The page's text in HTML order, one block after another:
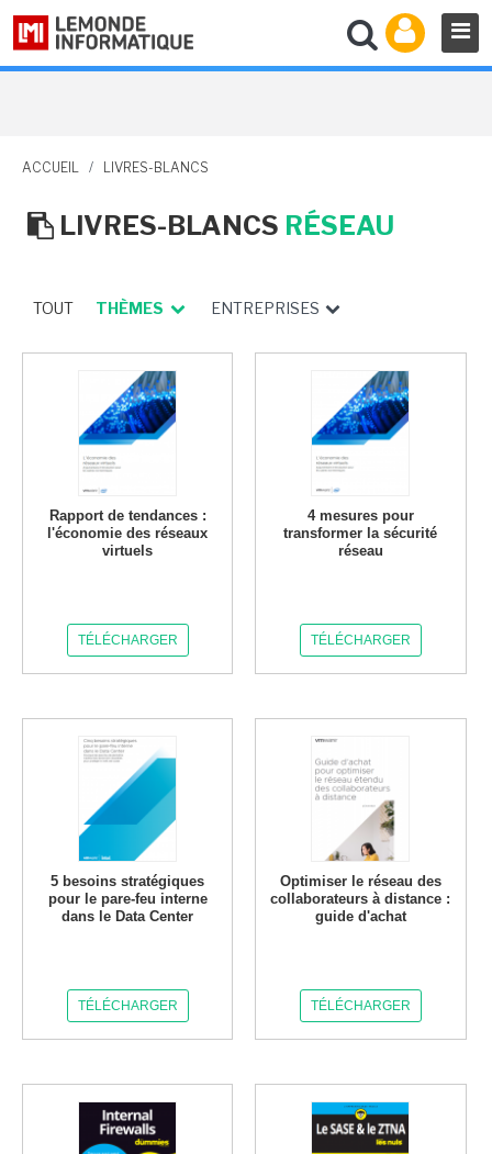
ACCUEIL / LIVRES-BLANCS
LIVRES-BLANCS RÉSEAU
TOUT THÈMES ENTREPRISES
Rapport de tendances :
l'économie des réseaux
virtuels
TÉLÉCHARGER
4 mesures pour
transformer la sécurité
réseau
TÉLÉCHARGER
5 besoins stratégiques
pour le pare-feu interne
dans le Data Center
TÉLÉCHARGER
Optimiser le réseau des
collaborateurs à distance :
guide d'achat
TÉLÉCHARGER